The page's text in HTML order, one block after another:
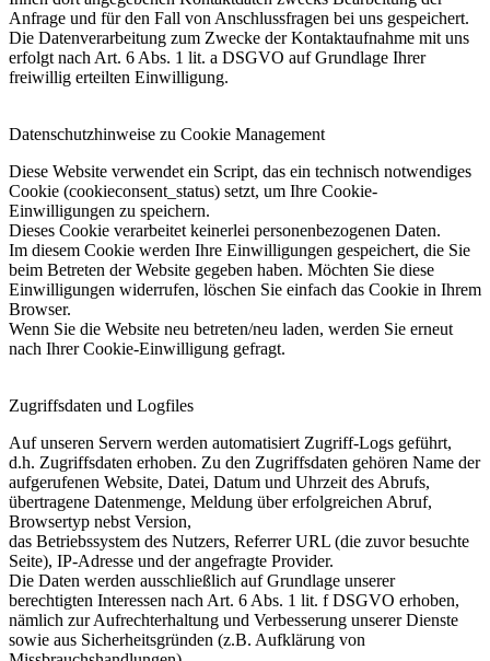
Anfrage und für den Fall von Anschlussfragen bei uns gespeichert.
Die Datenverarbeitung zum Zwecke der Kontaktaufnahme mit uns
erfolgt nach Art. 6 Abs. 1 lit. a DSGVO auf Grundlage Ihrer
freiwillig erteilten Einwilligung.
Datenschutzhinweise zu Cookie Management
Diese Website verwendet ein Script, das ein technisch notwendiges
Cookie (cookieconsent_status) setzt, um Ihre Cookie-
Einwilligungen zu speichern.
Dieses Cookie verarbeitet keinerlei personenbezogenen Daten.
Im diesem Cookie werden Ihre Einwilligungen gespeichert, die Sie
beim Betreten der Website gegeben haben. Möchten Sie diese
Einwilligungen widerrufen, löschen Sie einfach das Cookie in Ihrem
Browser.
Wenn Sie die Website neu betreten/neu laden, werden Sie erneut
nach Ihrer Cookie-Einwilligung gefragt.
Zugriffsdaten und Logfiles
Auf unseren Servern werden automatisiert Zugriff-Logs geführt,
d.h. Zugriffsdaten erhoben. Zu den Zugriffsdaten gehören Name der
aufgerufenen Website, Datei, Datum und Uhrzeit des Abrufs,
übertragene Datenmenge, Meldung über erfolgreichen Abruf,
Browsertyp nebst Version,
das Betriebssystem des Nutzers, Referrer URL (die zuvor besuchte
Seite), IP-Adresse und der angefragte Provider.
Die Daten werden ausschließlich auf Grundlage unserer
berechtigten Interessen nach Art. 6 Abs. 1 lit. f DSGVO erhoben,
nämlich zur Aufrechterhaltung und Verbesserung unserer Dienste
sowie aus Sicherheitsgründen (z.B. Aufklärung von